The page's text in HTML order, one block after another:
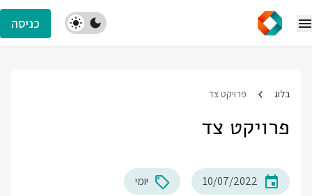
כניסה
בלוג פרויקט צד
פרויקט צד
10/07/2022
יומי